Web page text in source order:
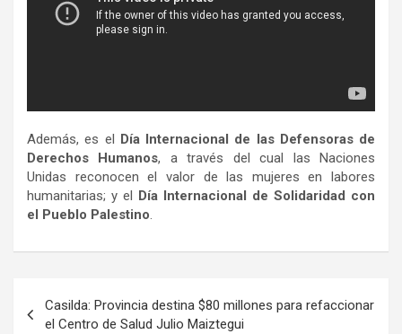
Además, es el Día Internacional de las Defensoras de
Derechos Humanos, a través del cual las Naciones
Unidas reconocen el valor de las mujeres en labores
humanitarias; y el Día Internacional de Solidaridad con
el Pueblo Palestino
de
Casilda: Provincia destina $80 millones para refaccionar
el Centro de Salud Julio Maiztegui